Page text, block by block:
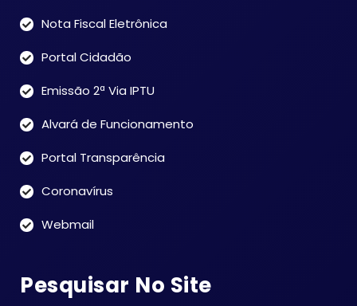
Nota Fiscal Eletrônica
Portal Cidadão
Emissão 2ª Via IPTU
Alvará de Funcionamento
Portal Transparência
Coronavírus
Webmail
Pesquisar No Site